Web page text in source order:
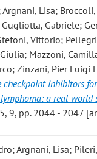
Argnani, Lisa;
Gabriele;
Vittorio;
Mazzoni,
Zinzani, Pier Luigi
checkpoint inhibitors
a real-world
9, pp. 2044 - 2047
Argnani, Lisa;